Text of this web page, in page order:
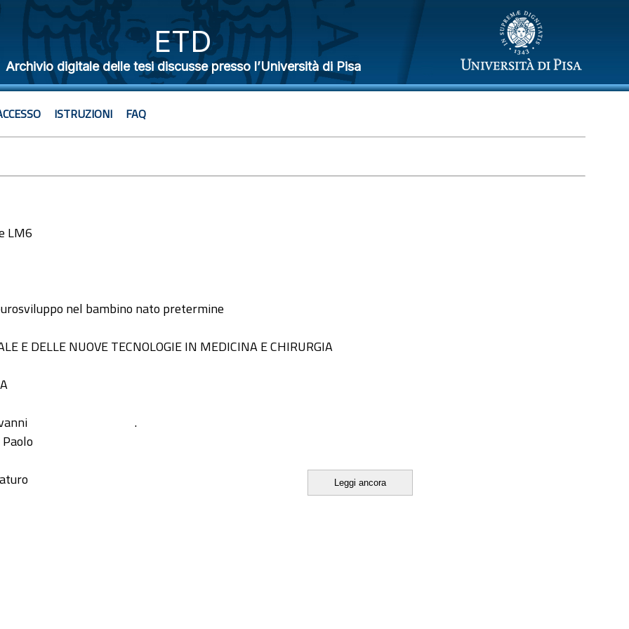
ETD
Archivio digitale delle tesi discusse presso l’Università di Pisa
ISTRUZIONI FAQ
LM6
nel bambino nato pretermine
E DELLE NUOVE TECNOLOGIE IN MEDICINA E CHIRURGIA
.
Leggi ancora